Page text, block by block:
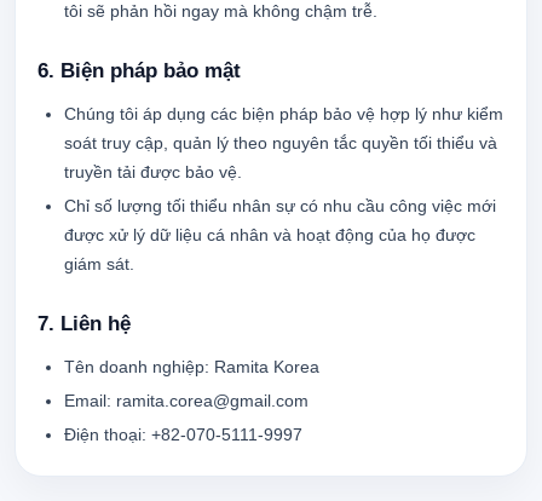
tôi sẽ phản hồi ngay mà không chậm trễ.
6. Biện pháp bảo mật
Chúng tôi áp dụng các biện pháp bảo vệ hợp lý như kiểm
soát truy cập, quản lý theo nguyên tắc quyền tối thiểu và
truyền tải được bảo vệ.
Chỉ số lượng tối thiểu nhân sự có nhu cầu công việc mới
được xử lý dữ liệu cá nhân và hoạt động của họ được
giám sát.
7. Liên hệ
Tên doanh nghiệp: Ramita Korea
Email: ramita.corea@gmail.com
Điện thoại: +82-070-5111-9997